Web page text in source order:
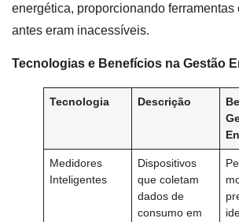
energética, proporcionando ferramentas
antes eram inacessíveis.
Tecnologias e Benefícios na Gestão
Tecnologia Descrição
Medidores
Inteligentes
Dispositivos
que coletam
dados de
consumo em